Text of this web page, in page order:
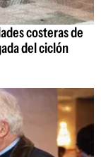
costeras de
del ciclón